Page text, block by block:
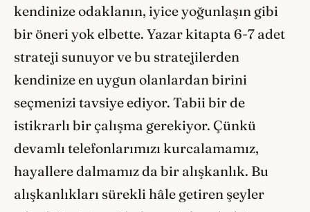
kendinize odaklanın, iyice yoğunlaşın gibi
bir öneri yok elbette. Yazar kitapta 6-7 adet
strateji sunuyor ve bu stratejilerden
kendinize en uygun olanlardan birini
seçmenizi tavsiye ediyor. Tabii bir de
istikrarlı bir çalışma gerekiyor. Çünkü
devamlı telefonlarımızı kurcalamamız,
hayallere dalmamız da bir alışkanlık. Bu
alışkanlıkları sürekli hâle getiren şeyler